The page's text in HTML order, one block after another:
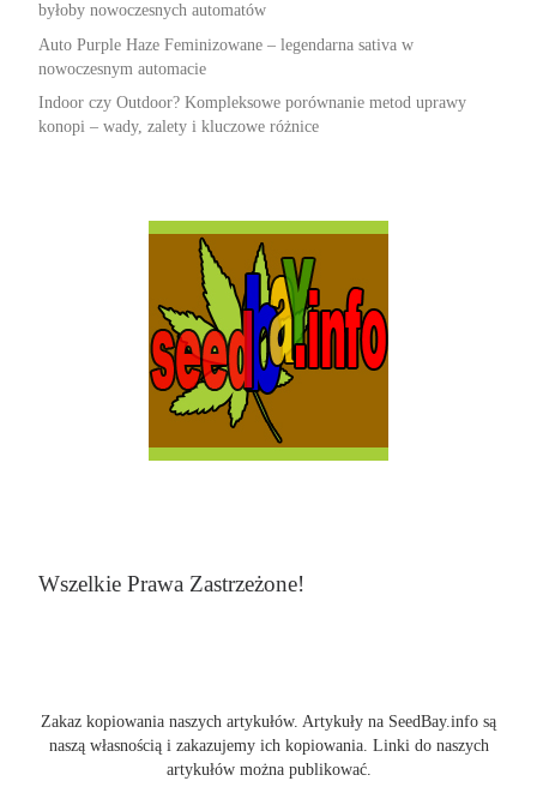
byłoby nowoczesnych automatów
Auto Purple Haze Feminizowane – legendarna sativa w
nowoczesnym automacie
Indoor czy Outdoor? Kompleksowe porównanie metod uprawy
konopi – wady, zalety i kluczowe różnice
Wszelkie Prawa Zastrzeżone!
Zakaz kopiowania naszych artykułów. Artykuły na SeedBay.info są
naszą własnością i zakazujemy ich kopiowania. Linki do naszych
artykułów można publikować.